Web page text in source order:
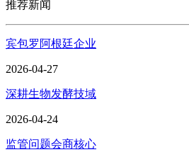
推荐新闻
宾包罗阿根廷企业
2026-04-27
深耕生物发酵技域
2026-04-24
监管问题会商核心